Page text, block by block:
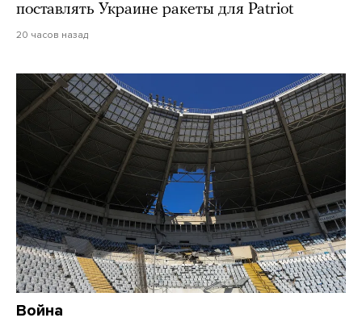
поставлять Украине ракеты для Patriot
20 часов назад
Война